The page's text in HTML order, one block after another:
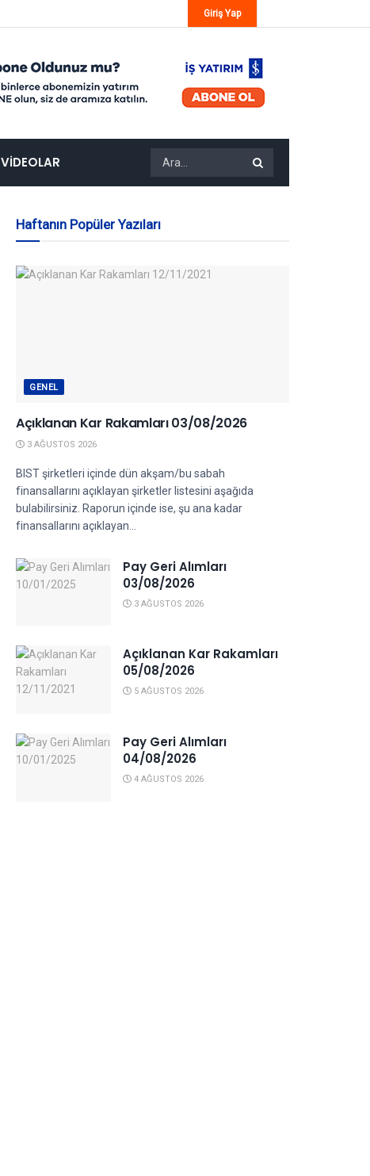
Giriş Yap
VIDEOLAR
Haftanın Popüler Yazıları
GENEL
Açıklanan Kar Rakamları 03/08/2026
3 AĞUSTOS 2026
BIST şirketleri içinde dün akşam/bu sabah
finansallarını açıklayan şirketler listesini aşağıda
bulabilirsiniz. Raporun içinde ise, şu ana kadar
finansallarını açıklayan...
Pay Geri Alımları
03/08/2026
3 AĞUSTOS 2026
Açıklanan Kar Rakamları
05/08/2026
5 AĞUSTOS 2026
Pay Geri Alımları
04/08/2026
4 AĞUSTOS 2026